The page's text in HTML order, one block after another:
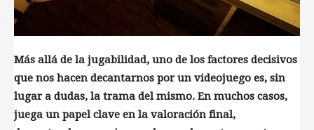
Más allá de la jugabilidad, uno de los factores decisivos
que nos hacen decantarnos por un videojuego es, sin
lugar a dudas, la trama del mismo. En muchos casos,
juega un papel clave en la valoración final,